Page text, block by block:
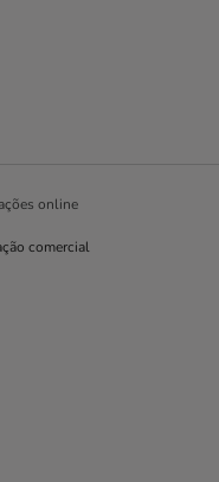
online
comercial